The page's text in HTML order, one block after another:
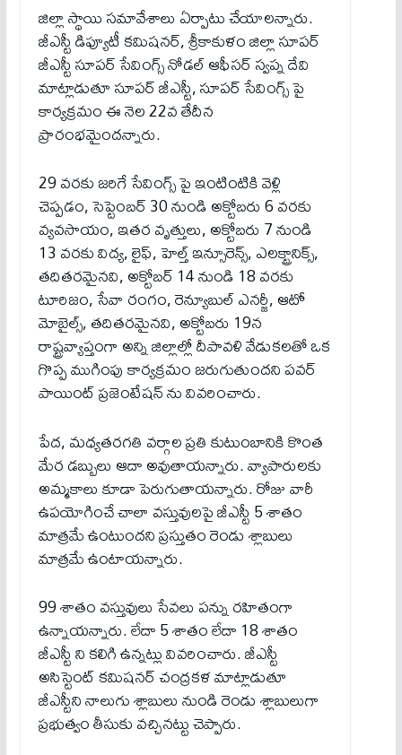
జిల్లా స్థాయి సమావేశాలు ఏర్పాటు చేయాలన్నారు.
జీఎస్టీ డిప్యూటీ కమిషనర్, శ్రీకాకుళం జిల్లా సూపర్
జీఎస్టీ సూపర్ సేవింగ్స్ నోడల్ ఆఫీసర్ స్వప్న దేవి
మాట్లాడుతూ సూపర్ జీఎస్టీ, సూపర్ సేవింగ్స్ పై
కార్యక్రమం ఈ నెల 22వ తేదీన
ప్రారంభమైందన్నారు.
29 వరకు జరిగే సేవింగ్స్ పై ఇంటింటికి వెళ్లి
చెప్పడం, సెప్టెంబర్ 30 నుండి అక్టోబరు 6 వరకు
వ్యవసాయం, ఇతర వృత్తులు, అక్టోబరు 7 నుండి
13 వరకు విద్య, లైఫ్, హెల్త్ ఇన్సూరెన్స్, ఎలక్ట్రానిక్స్,
తదితరమైనవి, అక్టోబర్ 14 నుండి 18 వరకు
టూరిజం, సేవా రంగం, రెన్యూబుల్ ఎనర్జీ, ఆటో
మోబైల్స్, తదితరమైనవి, అక్టోబరు 19న
రాష్ట్రవ్యాప్తంగా అన్ని జిల్లాల్లో దీపావళి వేడుకలతో ఒక
గొప్ప ముగింపు కార్యక్రమం జరుగుతుందని పవర్
పాయింట్ ప్రజెంటేషన్ ను వివరించారు.
పేద, మధ్యతరగతి వర్గాల ప్రతి కుటుంబానికి కొంత
మేర డబ్బులు ఆదా అవుతాయన్నారు. వ్యాపారులకు
అమ్మకాలు కూడా పెరుగుతాయన్నారు. రోజు వారీ
ఉపయోగించే చాలా వస్తువులపై జీఎస్టీ 5 శాతం
మాత్రమే ఉంటుందని ప్రస్తుతం రెండు శ్లాబులు
మాత్రమే ఉంటాయన్నారు.
99 శాతం వస్తువులు సేవలు పన్ను రహితంగా
ఉన్నాయన్నారు. లేదా 5 శాతం లేదా 18 శాతం
జీఎస్టీ ని కలిగి ఉన్నట్లు వివరించారు. జీఎస్టీ
అసిస్టెంట్ కమిషనర్ చంద్రకళ మాట్లాడుతూ
జీఎస్టీని నాలుగు శ్లాబులు నుండి రెండు శ్లాబులుగా
ప్రభుత్వం తీసుకు వచ్చినట్టు చెప్పారు.